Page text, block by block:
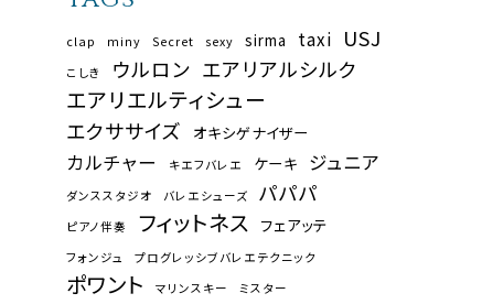
clap miny Secret sexy sirma taxi USJ
こしき ウルロン エアリアルシルク
エアリエルティシュー
エクササイズ オキシゲナイザー
カルチャー キエフバレエ ケーキ ジュニア
ダンススタジオ バレエシューズ パパパ
ピアノ伴奏 フィットネス フェアッテ
フォンジュ プログレッシブバレエテクニック
ポワント マリンスキー ミスター